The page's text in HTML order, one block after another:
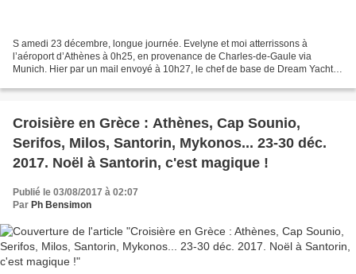
S amedi 23 décembre, longue journée. Evelyne et moi atterrissons à
l’aéroport d’Athènes à 0h25, en provenance de Charles-de-Gaule via
Munich. Hier par un mail envoyé à 10h27, le chef de base de Dream Yacht à
Croisière en Grèce : Athènes, Cap Sounio,
Serifos, Milos, Santorin, Mykonos... 23-30 déc.
2017. Noël à Santorin, c'est magique !
Publié le 03/08/2017 à 02:07
Par Ph Bensimon